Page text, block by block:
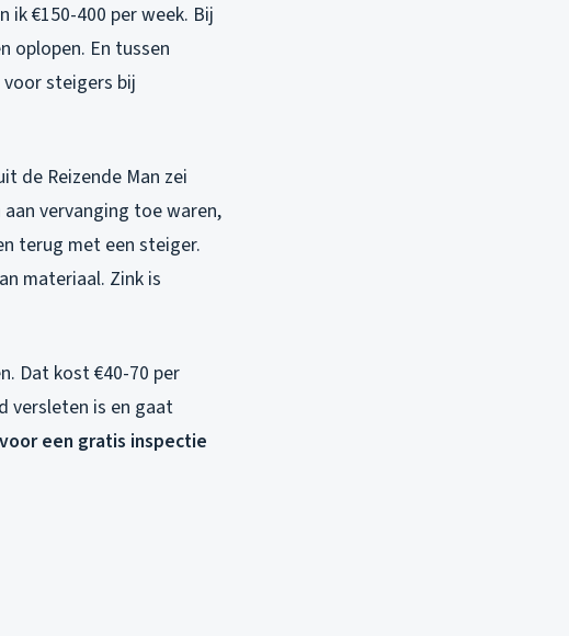
ik €150-400 per week. Bij
oplopen. En tussen
steigers bij
de Reizende Man zei
vervanging toe waren,
terug met een steiger.
materiaal. Zink is
Dat kost €40-70 per
versleten is en gaat
voor een gratis inspectie